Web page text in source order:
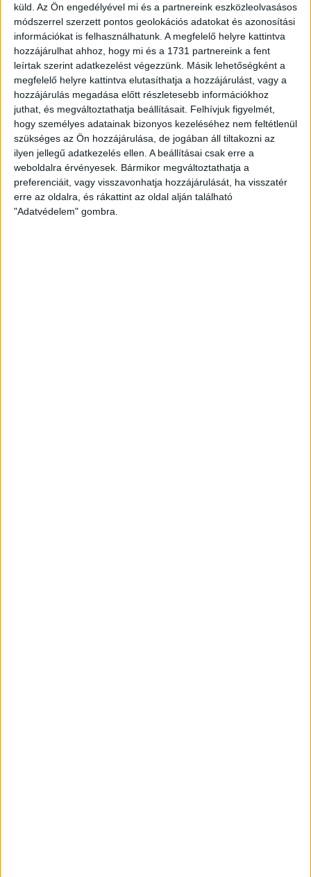
küld. Az Ön engedélyével mi és a partnereink eszközleolvasásos
módszerrel szerzett pontos geolokációs adatokat és azonosítási
információkat is felhasználhatunk. A megfelelő helyre kattintva
hozzájárulhat ahhoz, hogy mi és a 1731 partnereink a fent
leírtak szerint adatkezelést végezzünk. Másik lehetőségként a
megfelelő helyre kattintva elutasíthatja a hozzájárulást, vagy a
hozzájárulás megadása előtt részletesebb információkhoz
juthat, és megváltoztathatja beállításait. Felhívjuk figyelmét,
hogy személyes adatainak bizonyos kezeléséhez nem feltétlenül
szükséges az Ön hozzájárulása, de jogában áll tiltakozni az
ilyen jellegű adatkezelés ellen. A beállításai csak erre a
weboldalra érvényesek. Bármikor megváltoztathatja a
preferenciáit, vagy visszavonhatja hozzájárulását, ha visszatér
erre az oldalra, és rákattint az oldal alján található
"Adatvédelem" gombra.
2016.11.25.
RÁDIÓBAN A LOKI-MEGLEPETÉS